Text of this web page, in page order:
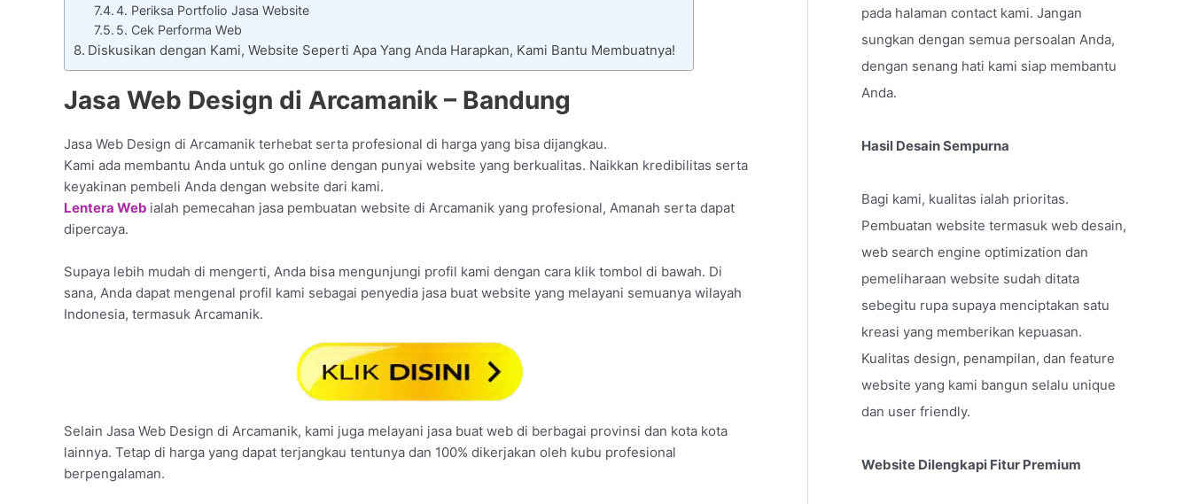
4. Periksa Portfolio Jasa Website
5. Cek Performa Web
Diskusikan dengan Kami, Website Seperti Apa Yang Anda Harapkan, Kami Bantu Membuatnya!
Jasa Web Design di Arcamanik – Bandung
Jasa Web Design di Arcamanik terhebat serta profesional di harga yang bisa dijangkau.
Kami ada membantu Anda untuk go online dengan punyai website yang berkualitas. Naikkan kredibilitas serta
keyakinan pembeli Anda dengan website dari kami.
Lentera Web ialah pemecahan jasa pembuatan website di Arcamanik yang profesional, Amanah serta dapat
dipercaya.
Supaya lebih mudah di mengerti, Anda bisa mengunjungi profil kami dengan cara klik tombol di bawah. Di
sana, Anda dapat mengenal profil kami sebagai penyedia jasa buat website yang melayani semuanya wilayah
Indonesia, termasuk Arcamanik.
Selain Jasa Web Design di Arcamanik, kami juga melayani jasa buat web di berbagai provinsi dan kota kota
lainnya. Tetap di harga yang dapat terjangkau tentunya dan 100% dikerjakan oleh kubu profesional
berpengalaman.
pada halaman contact kami. Jangan
sungkan dengan semua persoalan Anda,
dengan senang hati kami siap membantu
Anda.
Hasil Desain Sempurna
Bagi kami, kualitas ialah prioritas.
Pembuatan website termasuk web desain,
web search engine optimization dan
pemeliharaan website sudah ditata
sebegitu rupa supaya menciptakan satu
kreasi yang memberikan kepuasan.
Kualitas design, penampilan, dan feature
website yang kami bangun selalu unique
dan user friendly.
Website Dilengkapi Fitur Premium